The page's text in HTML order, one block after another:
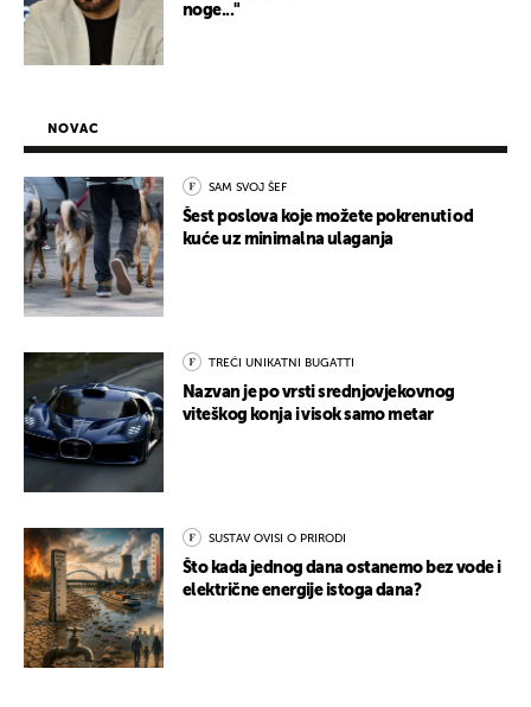
noge..."
NOVAC
SAM SVOJ ŠEF
Šest poslova koje možete pokrenuti od
kuće uz minimalna ulaganja
TREĆI UNIKATNI BUGATTI
Nazvan je po vrsti srednjovjekovnog
viteškog konja i visok samo metar
SUSTAV OVISI O PRIRODI
Što kada jednog dana ostanemo bez vode i
električne energije istoga dana?